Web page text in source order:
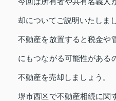
却についてご説明いたしまし
不動産を放置すると税金や
にもつながる可能性がある
不動産を売却しましょう。
堺市西区で不動産相続に関